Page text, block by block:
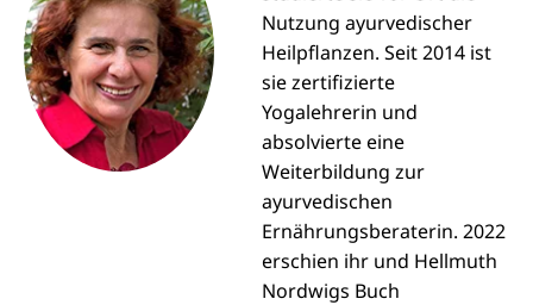
Nutzung ayurvedischer
Heilpflanzen. Seit 2014 ist
sie zertifizierte
Yogalehrerin und
absolvierte eine
Weiterbildung zur
ayurvedischen
Ernährungsberaterin. 2022
erschien ihr und Hellmuth
Nordwigs Buch